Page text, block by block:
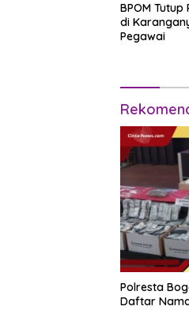
BPOM
di
Pegawai
Polresta
Daftar